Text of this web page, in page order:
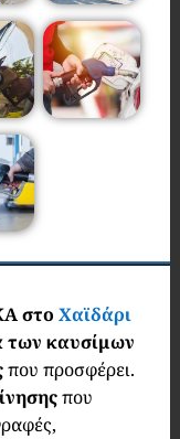
στο Χαϊδάρι
των καυσίμων
που προσφέρει.
που